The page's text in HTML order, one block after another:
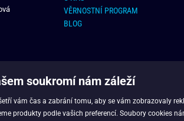
VĚRNOSTNÍ PROGRAM
BLOG
soukromí nám záleží
vám čas a zabrání tomu, aby se vám zobrazovaly
produkty podle vašich preferencí. Soubory cookies